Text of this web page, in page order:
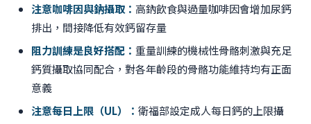
注意咖啡因與鈉攝取： 高鈉飲食與過量咖啡因會增加尿鈣
排出，間接降低有效鈣留存量
阻力訓練是良好搭配： 重量訓練的機械性骨骼刺激與充足
鈣質攝取協同配合，對各年齡段的骨骼功能維持均有正面
意義
注意每日上限（UL）： 衛福部設定成人每日鈣的上限攝